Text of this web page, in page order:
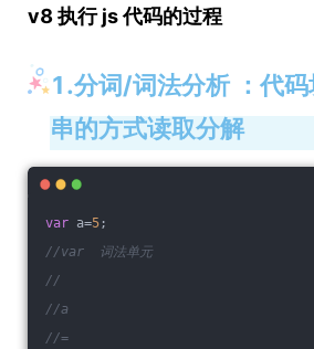
v8 执行 js 代码的过程
1.分词/词法分析 ：代
串的方式读取分解
var a=5;
//var  词法单元
//
//a
//=